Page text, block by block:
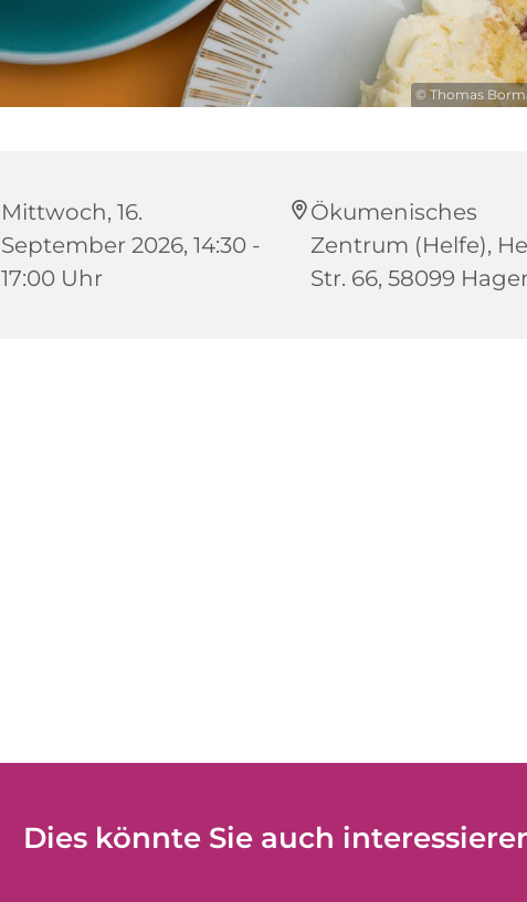
© Thomas
Mittwoch, 16.
September 2026, 14:30 -
17:00 Uhr
Ökumenisches
Zentrum (Helfe),
Str. 66, 58099
Dies könnte Sie auch